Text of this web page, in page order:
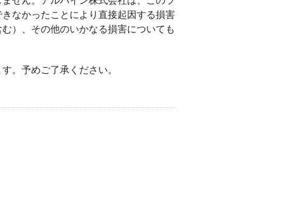
なかったことにより直接起因する損害
）、その他のいかなる損害についても
。予めご了承ください。